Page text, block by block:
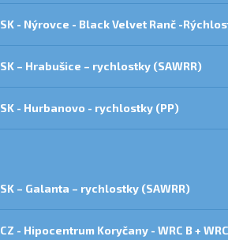
SK - Nýrovce - Black Velvet Ranč -
SK – Hrabušice – rychlostky (SAWRR)
SK - Hurbanovo - rychlostky (PP)
SK – Galanta – rychlostky (SAWRR)
CZ - Hipocentrum Koryčany - WRC B +